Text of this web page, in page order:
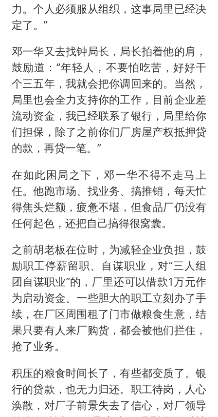
力。个人必须服从组织，这事局里已经决
定了。”
邓一华又去找钟局长，局长拍着他的肩，
鼓励道：“年轻人，不要怕吃苦，好好干
个三五年，我就会把你调回来的。当然，
局里也会全力支持你的工作，目前企业差
流动资金，我已经联系了银行，局里给你
们担保，除了之前你们厂房屋产权抵押贷
的款，再贷一笔。”
在如此困局之下，邓一华不得不走马上
任。他跑市场、找业务、搞推销，每天忙
得焦头烂额，疲惫不堪，但食品厂仍没有
任何起色，还把自己搞得很窝囊。
之前胡老板在位时，为减轻企业负担，鼓
励职工停薪留职、自谋职业，对“三人组
团自谋职业”的，厂里还可以借款1万元作
为启动资金。一些胆大的职工立刻办了手
续，在厂区周围租了门市做粮食生意，结
果只要有人来厂购货，都会被他们拦住，
抢了业务。
积压的粮食时间长了，有些都变质了。银
行的贷款，也无力归还。职工待岗，人心
涣散，对厂子前景失去了信心，对厂领导